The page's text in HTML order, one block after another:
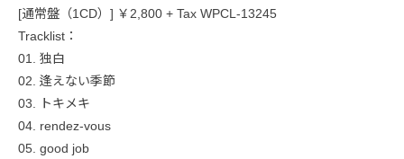
[通常盤（1CD）] ￥2,800 + Tax WPCL-13245
Tracklist：
01. 独白
02. 逢えない季節
03. トキメキ
04. rendez-vous
05. good job